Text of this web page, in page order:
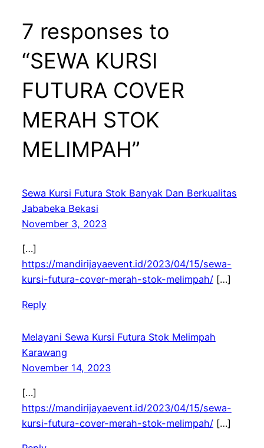
7 responses to
“SEWA KURSI
FUTURA COVER
MERAH STOK
MELIMPAH”
Sewa Kursi Futura Stok Banyak Dan Berkualitas
Jababeka Bekasi
November 3, 2023
[…]
https://mandirijayaevent.id/2023/04/15/sewa-
kursi-futura-cover-merah-stok-melimpah/[…]
Reply
Melayani Sewa Kursi Futura Stok Melimpah
Karawang
November 14, 2023
[…]
https://mandirijayaevent.id/2023/04/15/sewa-
kursi-futura-cover-merah-stok-melimpah/[…]